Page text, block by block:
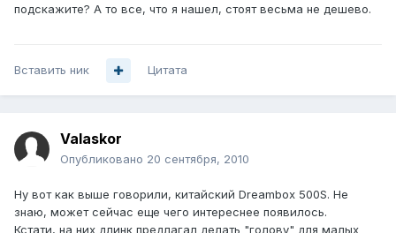
подскажите? А то все, что я нашел, стоят весьма не дешево.
Вставить ник Цитата
Valaskor
Опубликовано 20 сентября, 2010
Ну вот как выше говорили, китайский Dreambox 500S. Не
знаю, может сейчас еще чего интереснее появилось.
Кстати, на них длинк предлагал делать "голову" для малых